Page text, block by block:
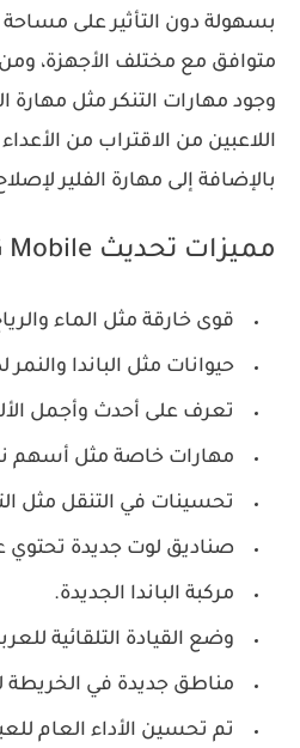
بسهولة دون التأثير على
متوافق مع مختلف الأجهزة، ومن
وجود مهارات التنكر مثل مهارة
اللاعبين من الاقتراب من
بالإضافة إلى مهارة الفلير
مميزات تحديث PUBG Mobile
قوى خارقة مثل الماء
حيوانات مثل الباندا
تعرف على أحدث وأجمل
مهارات خاصة مثل أسهم
تحسينات في التنقل مثل
صناديق لوت جديدة تحتوي
مركبة الباندا الجديدة.
وضع القيادة التلقائية
مناطق جديدة في
تم تحسين الأداء العام